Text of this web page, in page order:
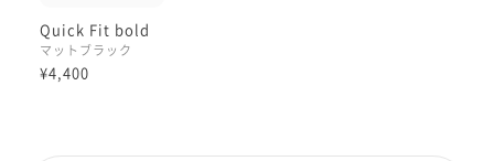
Quick Fit bold
マットブラック
¥4,400